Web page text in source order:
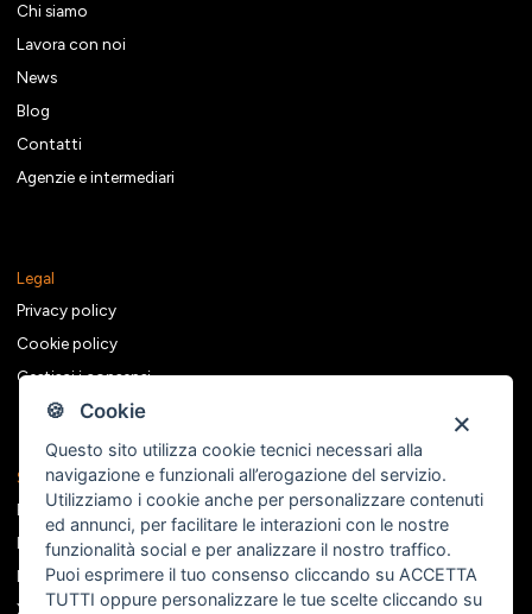
🍪 Cookie
Questo sito utilizza cookie tecnici necessari alla
navigazione e funzionali all’erogazione del servizio.
Utilizziamo i cookie anche per personalizzare contenuti
ed annunci, per facilitare le interazioni con le nostre
funzionalità social e per analizzare il nostro traffico.
Puoi esprimere il tuo consenso cliccando su ACCETTA
TUTTI oppure personalizzare le tue scelte cliccando su
Chi siamo
Lavora con noi
News
Blog
Contatti
Agenzie e intermediari
Legal
Privacy policy
Cookie policy
Gestisci i consensi
Seguici sui social
Facebook
Instagram
Linkedin
X